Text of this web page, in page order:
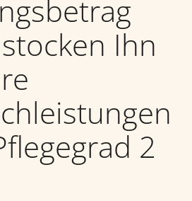
Ihn
2